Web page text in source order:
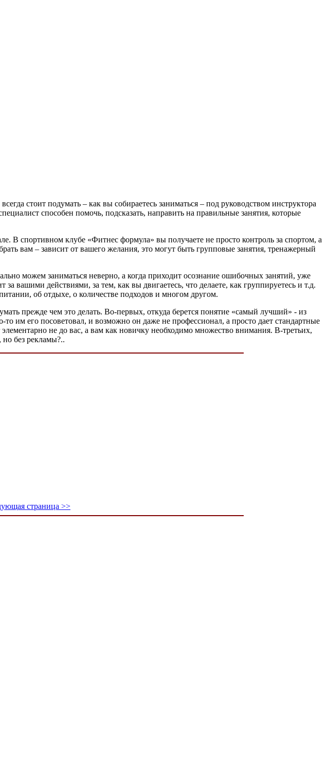
стоит подумать – как вы собираетесь заниматься – под руководством инструктора
способен помочь, подсказать, направить на правильные занятия, которые
В спортивном клубе «Фитнес формула» вы получаете не просто контроль за спортом, а
вам – зависит от вашего желания, это могут быть групповые занятия, тренажерный
можем заниматься неверно, а когда приходит осознание ошибочных занятий, уже
вашими действиями, за тем, как вы двигаетесь, что делаете, как группируетесь и т.д.
об отдыхе, о количестве подходов и многом другом.
прежде чем это делать. Во-первых, откуда берется понятие «самый лучший» - из
им его посоветовал, и возможно он даже не профессионал, а просто дает стандартные
не до вас, а вам как новичку необходимо множество внимания. В-третьих,
без рекламы?..
страница >>